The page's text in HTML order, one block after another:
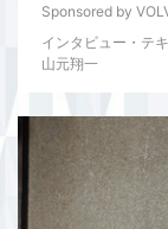
Sponsored by
インタビュー・テ
山元翔一